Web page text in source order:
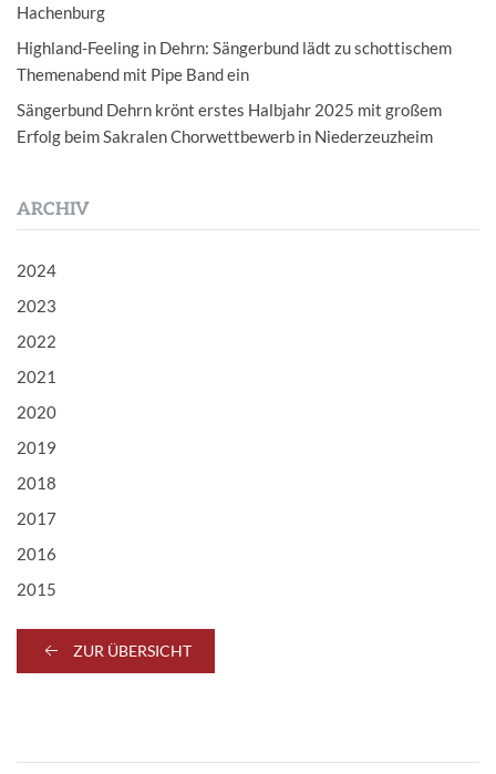
Hachenburg
Highland-Feeling in Dehrn: Sängerbund lädt zu schottischem
Themenabend mit Pipe Band ein
Sängerbund Dehrn krönt erstes Halbjahr 2025 mit großem
Erfolg beim Sakralen Chorwettbewerb in Niederzeuzheim
ARCHIV
2024
2023
2022
2021
2020
2019
2018
2017
2016
2015
ZUR ÜBERSICHT